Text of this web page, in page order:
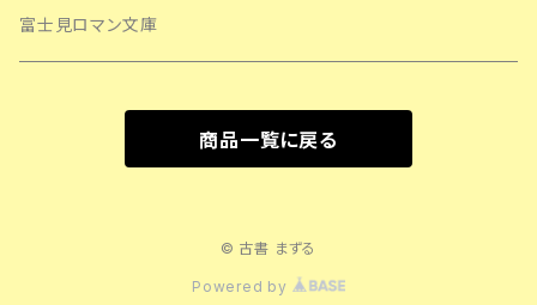
富士見ロマン文庫
商品一覧に戻る
© 古書 まずる
Powered by